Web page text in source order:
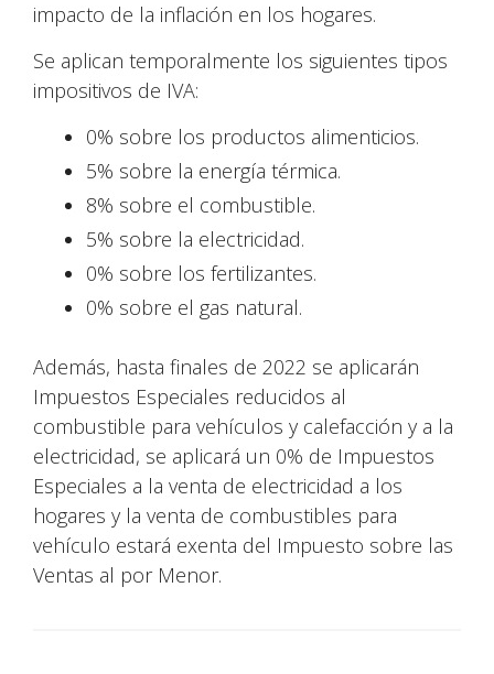
impacto de la inflación en los hogares.
Se aplican temporalmente los siguientes tipos
impositivos de IVA:
0% sobre los productos alimenticios.
5% sobre la energía térmica.
8% sobre el combustible.
5% sobre la electricidad.
0% sobre los fertilizantes.
0% sobre el gas natural.
Además, hasta finales de 2022 se aplicarán
Impuestos Especiales reducidos al
combustible para vehículos y calefacción y a la
electricidad, se aplicará un 0% de Impuestos
Especiales a la venta de electricidad a los
hogares y la venta de combustibles para
vehículo estará exenta del Impuesto sobre las
Ventas al por Menor.